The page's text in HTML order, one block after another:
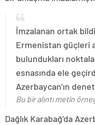
İmzalanan ortak
Ermenistan güçleri
bulundukları
esnasında ele
Azerbaycan’ın
Bu bir alıntı metin
Dağlık Karabağ’da